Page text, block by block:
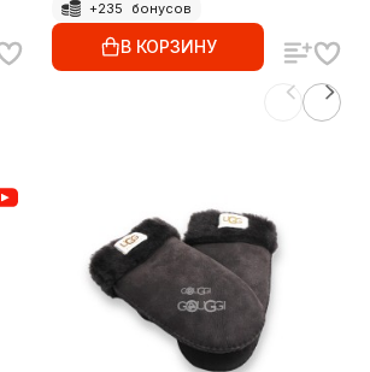
+235 бонусов
В КОРЗИНУ